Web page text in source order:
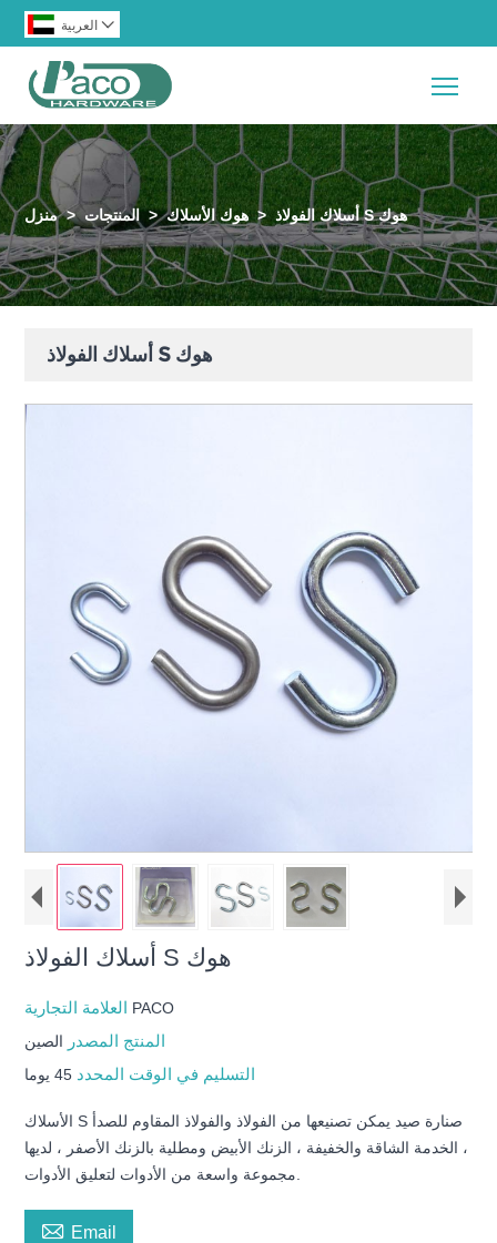
العربية 
منزل > المنتجات > هوك الأسلاك > أسلاك الفولاذ S هوك
أسلاك الفولاذ S هوك
أسلاك الفولاذ S هوك
PACO
المنتج المصدر الصين
التسليم في الوقت المحدد 45 يوما
الأسلاك S صنارة صيد يمكن تصنيعها من الفولاذ والفولاذ المقاوم للصدأ
، الخدمة الشاقة والخفيفة ، الزنك الأبيض ومطلية بالزنك الأصفر ، لديها
 Email